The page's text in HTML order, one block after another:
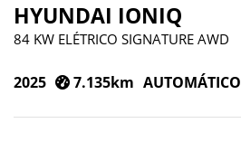
HYUNDAI IONIQ
84 KW ELÉTRICO SIGNATURE AWD
2025 7.135km AUTOMÁTICO